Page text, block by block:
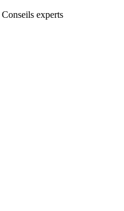
Conseils experts